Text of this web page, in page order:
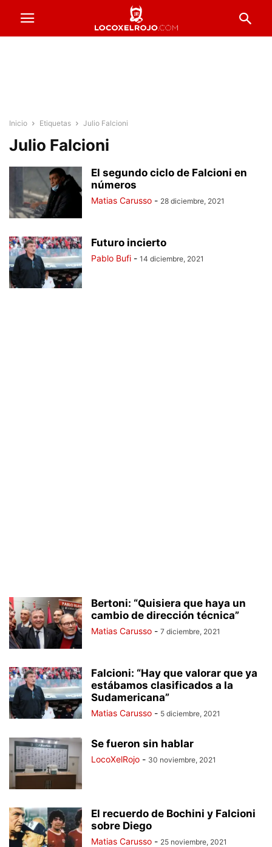
Inicio Etiquetas Julio Falcioni
Julio Falcioni
El segundo ciclo de Falcioni en
números
Matias Carusso - 28 diciembre, 2021
Futuro incierto
Pablo Bufi - 14 diciembre, 2021
Bertoni: “Quisiera que haya un
cambio de dirección técnica”
Matias Carusso - 7 diciembre, 2021
Falcioni: “Hay que valorar que ya
estábamos clasificados a la
Sudamericana”
Matias Carusso - 5 diciembre, 2021
Se fueron sin hablar
LocoXelRojo - 30 noviembre, 2021
El recuerdo de Bochini y Falcioni
sobre Diego
Matias Carusso - 25 noviembre, 2021